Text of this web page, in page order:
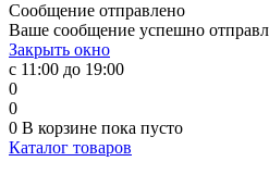
Сообщение отправлено
Ваше сообщение успешно
Закрыть окно
с 11:00 до 19:00
0
0
0 В корзине пока пусто
Каталог товаров